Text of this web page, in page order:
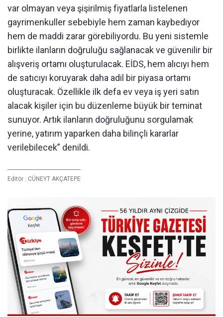
var olmayan veya şişirilmiş fiyatlarla listelenen
gayrimenkuller sebebiyle hem zaman kaybediyor
hem de maddi zarar görebiliyordu. Bu yeni sistemle
birlikte ilanların doğruluğu sağlanacak ve güvenilir bir
alışveriş ortamı oluşturulacak. EİDS, hem alıcıyı hem
de satıcıyı koruyarak daha adil bir piyasa ortamı
oluşturacak. Özellikle ilk defa ev veya iş yeri satın
alacak kişiler için bu düzenleme büyük bir teminat
sunuyor. Artık ilanların doğruluğunu sorgulamak
yerine, yatırım yaparken daha bilinçli kararlar
verilebilecek” denildi.
Editör : CÜNEYT AKÇATEPE